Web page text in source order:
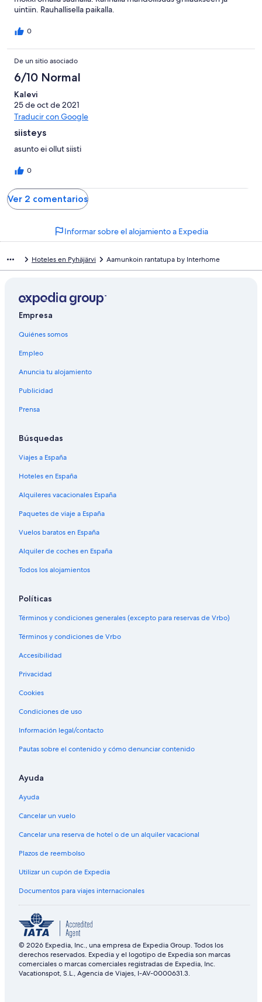
Mediocre
Horrible
uintiin. Rauhallisella paikalla.
0
De un sitio asociado
6/10 Normal
Kalevi
25 de oct de 2021
Traducir con Google
siisteys
asunto ei ollut siisti
0
Ver 2 comentarios
Informar sobre el alojamiento a Expedia
Hoteles en Pyhäjärvi Aamunkoin rantatupa by Interhome
Empresa
Quiénes somos
Empleo
Anuncia tu alojamiento
Publicidad
Prensa
Búsquedas
Viajes a España
Hoteles en España
Alquileres vacacionales España
Paquetes de viaje a España
Vuelos baratos en España
Alquiler de coches en España
Todos los alojamientos
Políticas
Términos y condiciones generales (excepto para reservas de Vrbo)
Términos y condiciones de Vrbo
Accesibilidad
Privacidad
Cookies
Condiciones de uso
Información legal/contacto
Pautas sobre el contenido y cómo denunciar contenido
Ayuda
Ayuda
Cancelar un vuelo
Cancelar una reserva de hotel o de un alquiler vacacional
Plazos de reembolso
Utilizar un cupón de Expedia
Documentos para viajes internacionales
© 2026 Expedia, Inc., una empresa de Expedia Group. Todos los
derechos reservados. Expedia y el logotipo de Expedia son marcas
comerciales o marcas comerciales registradas de Expedia, Inc.
Vacationspot, S.L., Agencia de Viajes, I-AV-0000631.3.